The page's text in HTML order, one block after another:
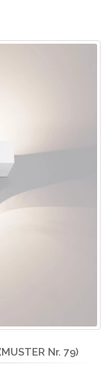
Nr. 79)